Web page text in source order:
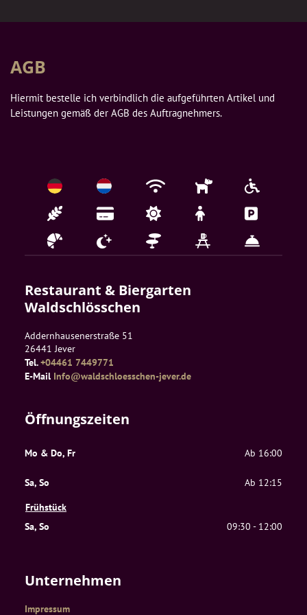
AGB
Hiermit bestelle ich verbindlich die aufgeführten Artikel und
Leistungen gemäß der AGB des Auftragnehmers.
Restaurant & Biergarten
Waldschlösschen
Addernhausenerstraße 51
26441 Jever
Tel. +04461 7449771
E-Mail Info@waldschloesschen-jever.de
Öffnungszeiten
Mo & Do, Fr Ab 16:00
Sa, So
Ab 12:15
Frühstück
Sa, So
09:30 - 12:00
Unternehmen
Impressum